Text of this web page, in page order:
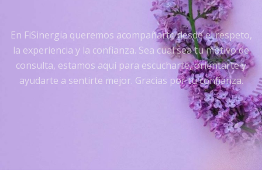
En FiSinergia queremos acompañarte desde el respeto,
la experiencia y la confianza. Sea cual sea tu motivo de
consulta, estamos aquí para escucharte, orientarte y
ayudarte a sentirte mejor. Gracias por tu confianza.